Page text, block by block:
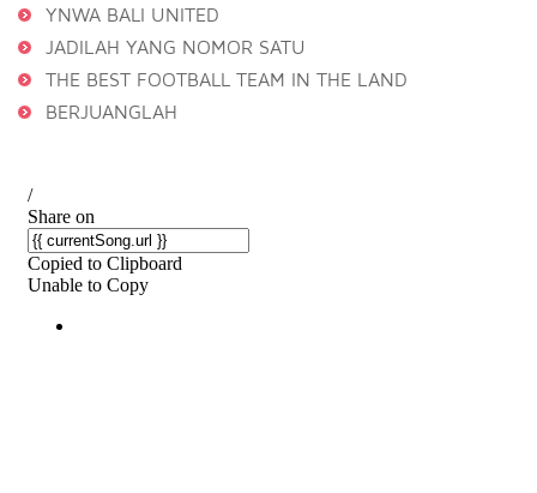
YNWA BALI UNITED
JADILAH YANG NOMOR SATU
THE BEST FOOTBALL TEAM IN THE LAND
BERJUANGLAH